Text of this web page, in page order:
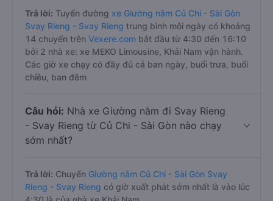
Trả lời: Tuyến đường xe Giường nằm Củ Chi - Sài Gòn
Svay Rieng - Svay Rieng trung bình mỗi ngày có khoảng
14 chuyến trên Vexere.com bắt đầu từ 4:30 đến 16:10
bởi 2 nhà xe: xe MEKO Limousine, Khải Nam vận hành.
Các giờ xe chạy có đầy đủ cả ban ngày, buổi trưa, buổi
chiều, ban đêm
Câu hỏi: Nhà xe Giường nằm đi Svay Rieng
- Svay Rieng từ Củ Chi - Sài Gòn nào chạy
sớm nhất?
Trả lời: Chuyến Giường nằm Củ Chi - Sài Gòn Svay
Rieng - Svay Rieng có giờ xuất phát sớm nhất là vào lúc